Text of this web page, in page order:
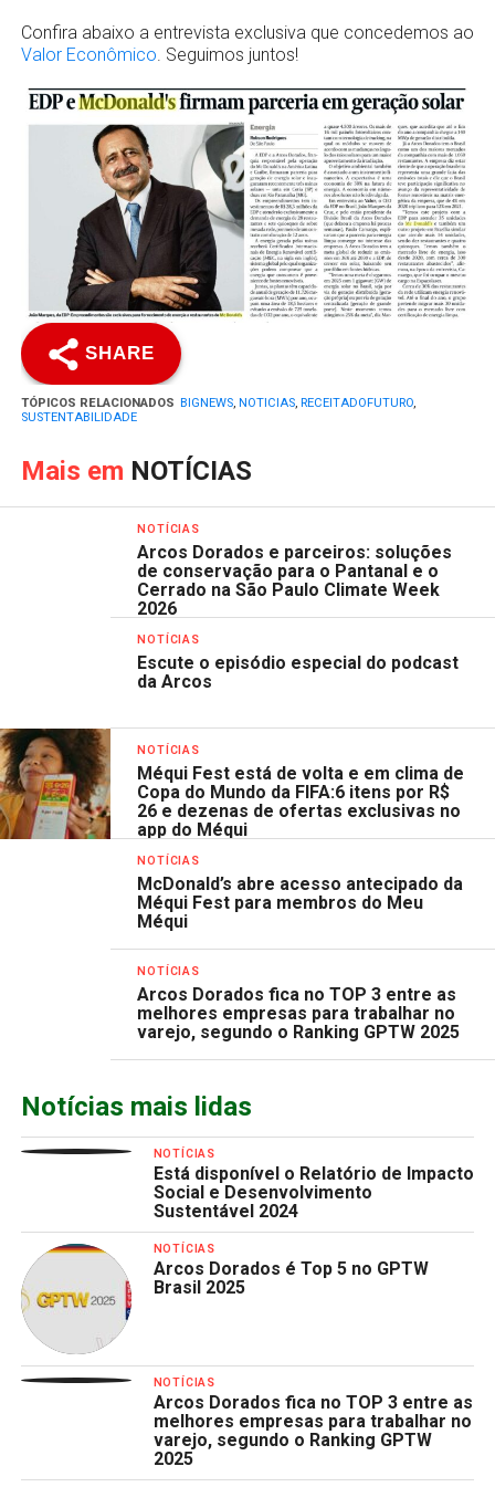
Confira abaixo a entrevista exclusiva que concedemos ao
Valor Econômico. Seguimos juntos!
SHARE
TÓPICOS RELACIONADOS BIGNEWS, NOTICIAS, RECEITADOFUTURO,
SUSTENTABILIDADE
Mais em NOTÍCIAS
NOTÍCIAS
Arcos Dorados e parceiros: soluções
de conservação para o Pantanal e o
Cerrado na São Paulo Climate Week
2026
NOTÍCIAS
Escute o episódio especial do podcast
da Arcos
NOTÍCIAS
Méqui Fest está de volta e em clima de
Copa do Mundo da FIFA:6 itens por R$
26 e dezenas de ofertas exclusivas no
app do Méqui
NOTÍCIAS
McDonald’s abre acesso antecipado da
Méqui Fest para membros do Meu
Méqui
NOTÍCIAS
Arcos Dorados fica no TOP 3 entre as
melhores empresas para trabalhar no
varejo, segundo o Ranking GPTW 2025
Notícias mais lidas
NOTÍCIAS
Está disponível o Relatório de Impacto
Social e Desenvolvimento
Sustentável 2024
NOTÍCIAS
Arcos Dorados é Top 5 no GPTW
Brasil 2025
NOTÍCIAS
Arcos Dorados fica no TOP 3 entre as
melhores empresas para trabalhar no
varejo, segundo o Ranking GPTW
2025